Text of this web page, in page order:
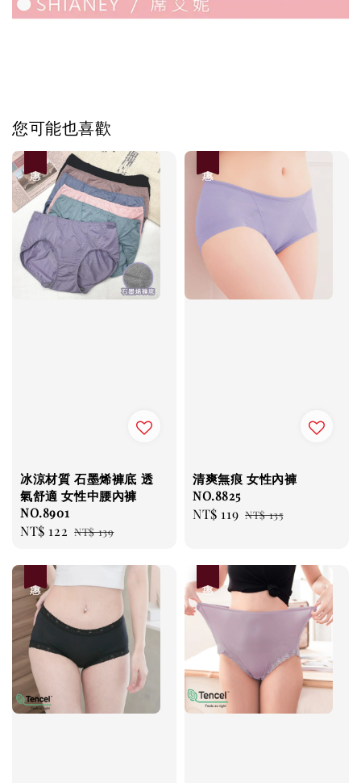
您可能也喜歡
冰涼材質 石墨烯褲底 透
氣舒適 女性中腰內褲
NO.8901
Sale
NT$ 122 Regular
NT$ 139
清爽無痕 女性內褲
NO.8825
Sale
NT$ 119 Regular
NT$ 135